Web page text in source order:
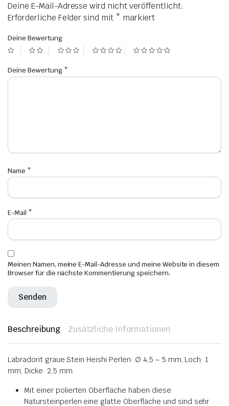
Deine E-Mail-Adresse wird nicht veröffentlicht.
Erforderliche Felder sind mit * markiert
Deine Bewertung
Deine Bewertung *
Name *
E-Mail *
Meinen Namen, meine E-Mail-Adresse und meine Website in diesem
Browser für die nächste Kommentierung speichern.
Beschreibung Zusätzliche Informationen
Labradorit graue Stein Heishi Perlen: ∅ 4,5 ~ 5 mm, Loch: 1
mm, Dicke: 2,5 mm.
Mit einer polierten Oberfläche haben diese
Natursteinperlen eine glatte Oberfläche und sind sehr